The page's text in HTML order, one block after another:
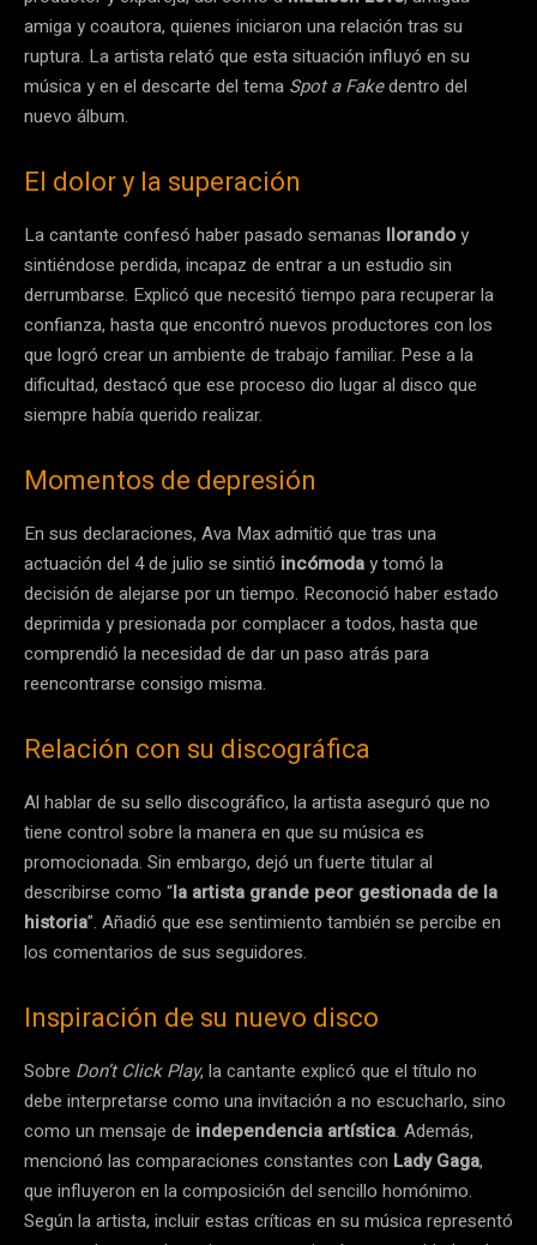
amiga y coautora, quienes iniciaron una relación tras su
ruptura. La artista relató que esta situación influyó en su
música y en el descarte del tema Spot a Fakedentro del
nuevo álbum.
El dolor y la superación
La cantante confesó haber pasado semanas llorandoy
sintiéndose perdida, incapaz de entrar a un estudio sin
derrumbarse. Explicó que necesitó tiempo para recuperar la
confianza, hasta que encontró nuevos productores con los
que logró crear un ambiente de trabajo familiar. Pese a la
dificultad, destacó que ese proceso dio lugar al disco que
siempre había querido realizar.
Momentos de depresión
En sus declaraciones, Ava Max admitió que tras una
actuación del 4 de julio se sintió incómoday tomó la
decisión de alejarse por un tiempo. Reconoció haber estado
deprimida y presionada por complacer a todos, hasta que
comprendió la necesidad de dar un paso atrás para
reencontrarse consigo misma.
Relación con su discográfica
Al hablar de su sello discográfico, la artista aseguró que no
tiene control sobre la manera en que su música es
promocionada. Sin embargo, dejó un fuerte titular al
describirse como “la artista grande peor gestionada de la
historia”. Añadió que ese sentimiento también se percibe en
los comentarios de sus seguidores.
Inspiración de su nuevo disco
Sobre Don’t Click Play, la cantante explicó que el título no
debe interpretarse como una invitación a no escucharlo, sino
como un mensaje de independencia artística. Además,
mencionó las comparaciones constantes con Lady Gaga,
que influyeron en la composición del sencillo homónimo.
Según la artista, incluir estas críticas en su música representó